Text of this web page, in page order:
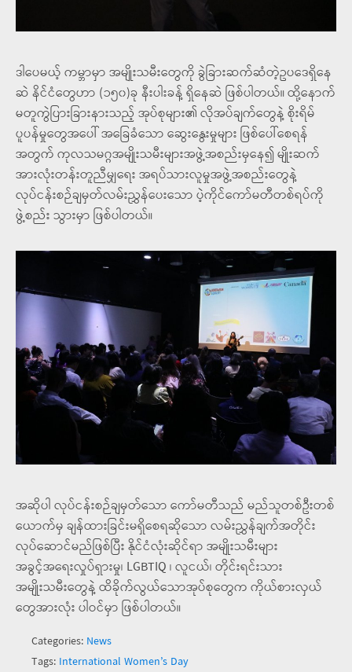
ဒါပေမယ့် ကမ္ဘာမှာ အမျိုးသမီးတွေကို ခွဲခြားဆက်ဆံတဲ့ဥပဒေရှိနေ
ဆဲ နိင်ငံတွေဟာ (၁၅၀)ခု နီးပါးခန့် ရှိနေဆဲ ဖြစ်ပါတယ်။ထို့နောက်
မတူကွဲပြားခြားနားသည့် အုပ်စုများ၏ လိုအပ်ချက်တွေနဲ့ စိုးရိမ်
ပူပန်မှုတွေအပေါ် အခြေခံသော ဆွေးနွေးမှုများ ဖြစ်ပေါ်စေရန်
အတွက် ကုလသမဂ္ဂအမျိုးသမီးများအဖွဲ့အစည်းမှနေ၍ မျိုးဆက်
အားလုံးတန်းတူညီမျှရေး အရပ်သားလူမှုအဖွဲ့အစည်းတွေနဲ့
လုပ်ငန်းစဉ်ချမှတ်လမ်းညွှန်ပေးသော ပဲ့ကိုင်ကော်မတီတစ်ရပ်ကို
ဖွဲ့စည်း သွားမှာ ဖြစ်ပါတယ်။
အဆိုပါ လုပ်ငန်းစဉ်ချမှတ်သော ကော်မတီသည် မည်သူတစ်ဦးတစ်
ယောက်မှ ချန်ထားခြင်းမရှိစေရဆိုသော လမ်းညွှန်ချက်အတိုင်း
လုပ်ဆောင်မည်ဖြစ်ပြီး နိုင်ငံလုံးဆိုင်ရာ အမျိုးသမီးများ
အခွင့်အရေးလှုပ်ရှားမှု၊ LGBTIQ ၊ လူငယ်၊ တိုင်းရင်းသား
အမျိုးသမီးတွေနဲ့ ထိခိုက်လွယ်သောအုပ်စုတွေက ကိုယ်စားလှယ်
တွေအားလုံး ပါဝင်မှာ ဖြစ်ပါတယ်။
Categories: News
Tags: International Women’s Day